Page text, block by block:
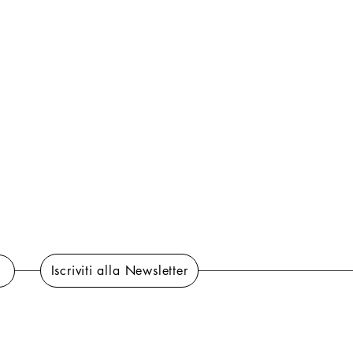
Iscriviti alla Newsletter